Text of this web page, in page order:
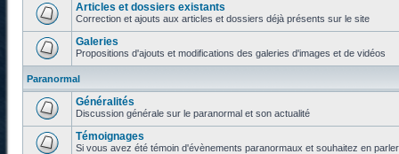
Articles et dossiers existants
Correction et ajouts aux articles et dossiers déjà présents sur le site
Galeries
Propositions d'ajouts et modifications des galeries d'images et de vidéos
Paranormal
Généralités
Discussion générale sur le paranormal et son actualité
Témoignages
Si vous avez été témoin d'évènements paranormaux et souhaitez en